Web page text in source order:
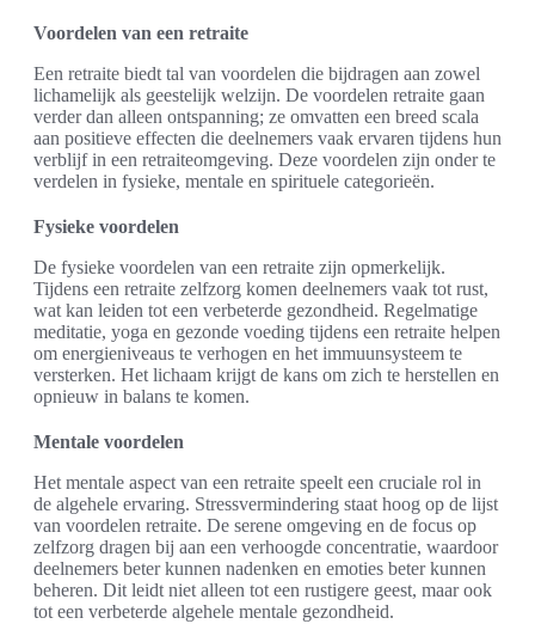
Voordelen van een retraite
Een retraite biedt tal van voordelen die bijdragen aan zowel
lichamelijk als geestelijk welzijn. De voordelen retraite gaan
verder dan alleen ontspanning; ze omvatten een breed scala
aan positieve effecten die deelnemers vaak ervaren tijdens hun
verblijf in een retraiteomgeving. Deze voordelen zijn onder te
verdelen in fysieke, mentale en spirituele categorieën.
Fysieke voordelen
De fysieke voordelen van een retraite zijn opmerkelijk.
Tijdens een retraite zelfzorg komen deelnemers vaak tot rust,
wat kan leiden tot een verbeterde gezondheid. Regelmatige
meditatie, yoga en gezonde voeding tijdens een retraite helpen
om energieniveaus te verhogen en het immuunsysteem te
versterken. Het lichaam krijgt de kans om zich te herstellen en
opnieuw in balans te komen.
Mentale voordelen
Het mentale aspect van een retraite speelt een cruciale rol in
de algehele ervaring. Stressvermindering staat hoog op de lijst
van voordelen retraite. De serene omgeving en de focus op
zelfzorg dragen bij aan een verhoogde concentratie, waardoor
deelnemers beter kunnen nadenken en emoties beter kunnen
beheren. Dit leidt niet alleen tot een rustigere geest, maar ook
tot een verbeterde algehele mentale gezondheid.